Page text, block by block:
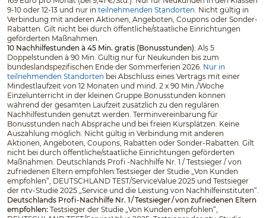
9-10 oder 12-13 und nur in teilnehmenden Standorten. Nicht gültig in
Verbindung mit anderen Aktionen, Angeboten, Coupons oder Sonder-
Rabatten. Gilt nicht bei durch öffentliche/staatliche Einrichtungen
geförderten Maßnahmen.
10 Nachhilfestunden à 45 Min. gratis (Bonusstunden): Als 5
Doppelstunden à 90 Min. Gültig nur für Neukunden bis zum
bundeslandspezifischen Ende der Sommerferien 2026. Nur in
teilnehmenden Standorten bei Abschluss eines Vertrags mit einer
Mindestlaufzeit von 12 Monaten und mind. 2 x 90 Min./Woche
Einzelunterricht in der kleinen Gruppe.Bonusstunden können
während der gesamten Laufzeit zusätzlich zu den regulären
Nachhilfestunden genutzt werden. Terminvereinbarung für
Bonusstunden nach Absprache und bei freien Kursplätzen. Keine
Auszahlung möglich. Nicht gültig in Verbindung mit anderen
Aktionen, Angeboten, Coupons, Rabatten oder Sonder-Rabatten. Gilt
nicht bei durch öffentliche/staatliche Einrichtungen geförderten
Maßnahmen. Deutschlands Profi -Nachhilfe Nr. 1 / Testsieger / von
zufriedenen Eltern empfohlen:Testsieger der Studie „Von Kunden
empfohlen“, DEUTSCHLAND TEST/ServiceValue 2025 und Testsieger
der ntv-Studie 2025 „Service und die Leistung von Nachhilfeinstituten“.
Deutschlands Profi-Nachhilfe Nr. 1 / Testsieger / von zufriedenen Eltern
empfohlen: Testsieger der Studie „Von Kunden empfohlen“,